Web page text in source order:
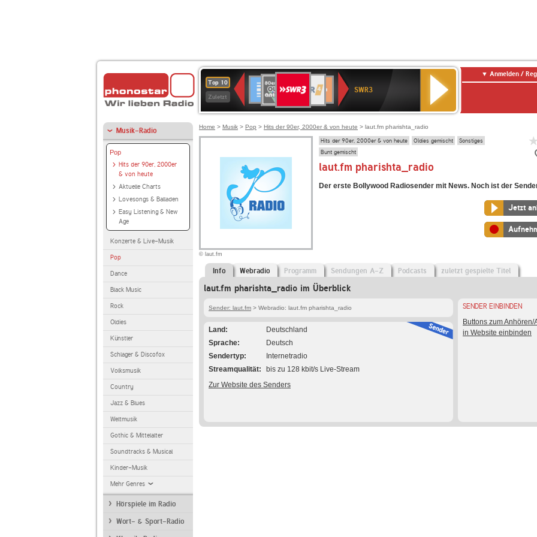
Top 10
Zuletzt
Deutschlandfunk
80er
90er
OLDIE
ANTENNE
4
Deutschlandfunk
Kultur
NDR
2
SWR1
Baden-
Württemberg
SWR3
Anmelden /
Musik-Radio
Pop
Hits der 90er, 2000er
& von heute
Aktuelle Charts
Lovesongs & Balladen
Easy Listening & New
Age
Konzerte & Live-Musik
Pop
Dance
Black Music
Rock
Oldies
Künstler
Schlager & Discofox
Volksmusik
Country
Jazz & Blues
Weltmusik
Gothic & Mittelalter
Soundtracks & Musical
Kinder-Musik
Mehr Genres
Hörspiele im Radio
Wort- & Sport-Radio
Home > Musik > Pop > Hits der 90er, 2000er & von heute > laut.fm pharishta_radio
© laut.fm
Hits der 90er, 2000er & von heute Oldies gemischt
Sonstiges
Bunt gemischt
laut.fm pharishta_radio
Der erste Bollywood Radiosender mit News. Noch ist der
Jetzt
Info Webradio Programm Sendungen A-Z Podcasts zuletzt gespielte Titel
laut.fm pharishta_radio im Überblick
Sender: laut.fm > Webradio: laut.fm pharishta_radio
Land
Deutschland
Sprache
Deutsch
Sendertyp
Internetradio
Streamqualität
bis zu 128 kbit/s Live-Stream
Zur Website des Senders
SENDER EINBINDEN
Buttons zum Anhören/
in Website einbinden